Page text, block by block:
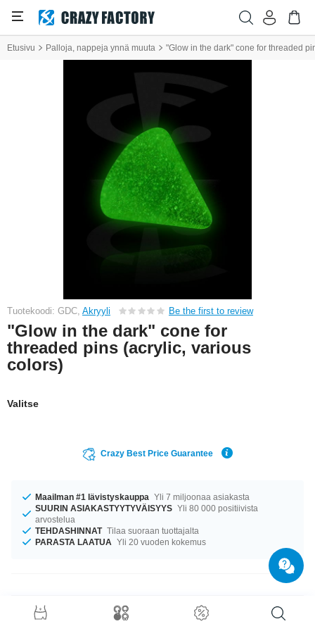
Etusivu Palloja, nappeja ynnä muuta "Glow in the dark" cone for threaded
Tuotekoodi: GDC, Akryyli Be the first to review
"Glow in the dark" cone for
threaded pins (acrylic, various
colors)
Valitse
Crazy Best Price Guarantee
Maailman #1 lävistyskauppa Yli 7 miljoonaa asiakasta
SUURIN ASIAKASTYYTYVÄISYYS Yli 80 000 positiivista
arvostelua
TEHDASHINNAT Tilaa suoraan tuottajalta
PARASTA LAATUA Yli 20 vuoden kokemus
Tuotetiedot